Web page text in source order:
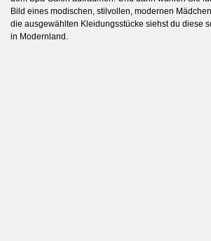
Bild eines modischen, stilvollen, modernen
die ausgewählten Kleidungsstücke siehst du diese
in Modernland.